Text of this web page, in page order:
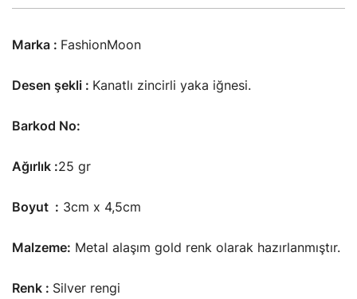
Marka : FashionMoon
Desen şekli : Kanatlı zincirli yaka iğnesi.
Barkod No:
Ağırlık :25 gr
Boyut : 3cm x 4,5cm
Malzeme: Metal alaşım gold renk olarak hazırlanmıştır.
Renk : Silver rengi